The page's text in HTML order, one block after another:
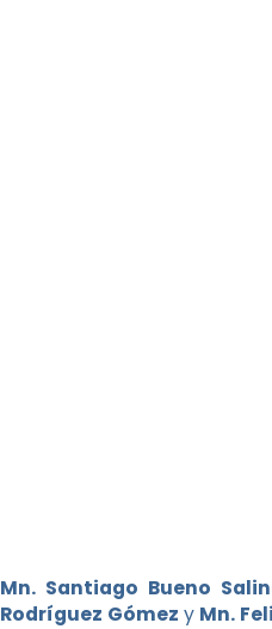
Mn. Santiago Bueno
Rodríguez Gómez y Mn.